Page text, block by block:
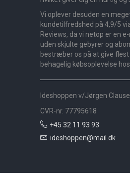
Vi oplever desuden en
kundetilfredshed på 4,9/5
Reviews, da vi netop er en
uden skjulte gebyrer og
bestræber os på at give
behagelig købsoplevelse
Ideshoppen v/Jørgen
CVR-nr. 77795618
+45 32 11 93 93
ideshoppen@mail.dk